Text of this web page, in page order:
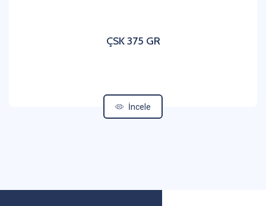
ÇSK 375 GR
İncele